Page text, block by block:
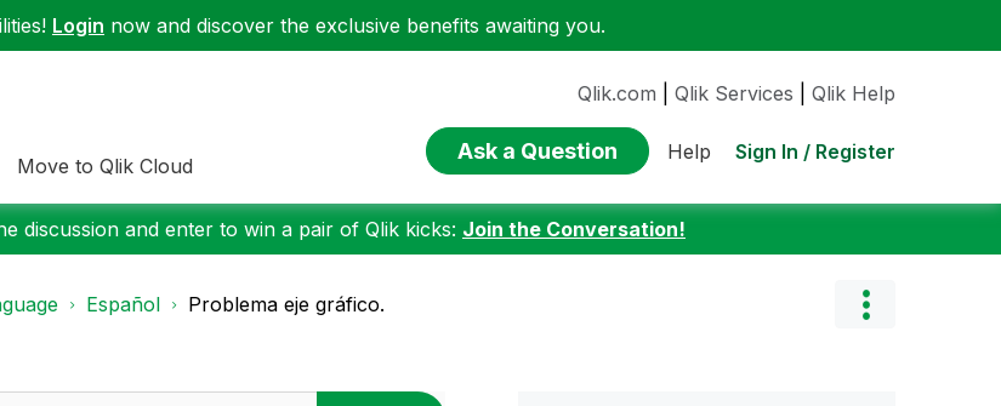
Login now and discover the exclusive benefits awaiting you.
Move to Qlik Cloud
Qlik.com Qlik Services Qlik Help
Ask a Question Help Sign In / Register
discussion and enter to win a pair of Qlik kicks: Join the Conversation!
Español Problema eje gráfico.